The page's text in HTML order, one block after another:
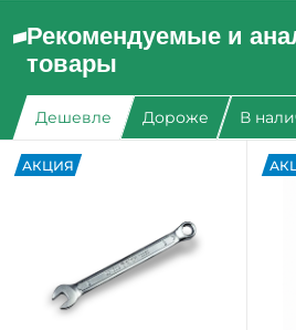
Рекомендуемые и
товары
Дешевле Дороже В
АКЦИЯ